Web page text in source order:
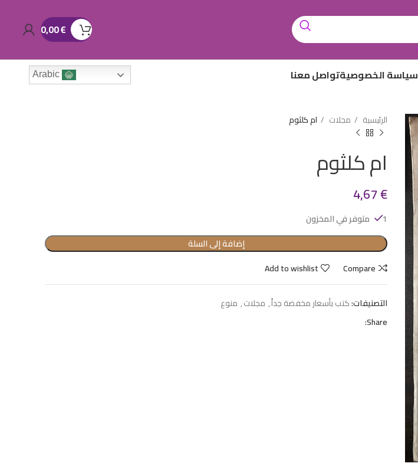
0,00€
سياسة الخصوصيةتواصل معنا Arabic
الرئيسية مجلات ام كلثوم
ام كلثوم
4,67€
1 متوفر في المخزون
إضافة إلى السلة
Compare
Add to wishlist
التصنيفات:كتب بأسعار مخفضة جداً, مجلات, منوع
Share: